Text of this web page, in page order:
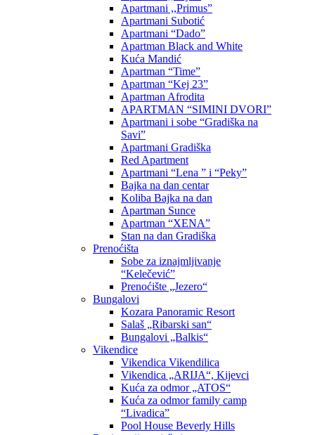
Apartmani ,,Primus”
Apartmani Subotić
Apartmani “Dado”
Apartman Black and White
Kuća Mandić
Apartman “Time”
Apartman “Kej 23”
Apartman Afrodita
APARTMAN “SIMINI DVORI”
Apartmani i sobe “Gradiška na
Savi”
Apartmani Gradiška
Red Apartment
Apartmani “Lena ” i “Peky”
Bajka na dan centar
Koliba Bajka na dan
Apartman Sunce
Apartman “XENA”
Stan na dan Gradiška
Prenoćišta
Sobe za iznajmljivanje
“Kelečević”
Prenoćište „Jezero“
Bungalovi
Kozara Panoramic Resort
Salaš „Ribarski san“
Bungalovi „Balkis“
Vikendice
Vikendica Vikendilica
Vikendica „ARIJA“, Kijevci
Kuća za odmor „ATOS“
Kuća za odmor family camp
“Livadica”
Pool House Beverly Hills